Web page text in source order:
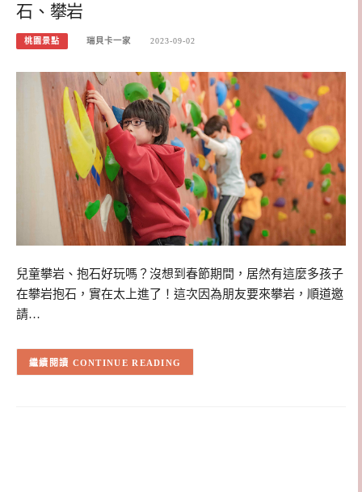
石、攀岩
桃園景點 瑞貝卡一家 2023-09-02
兒童攀岩、抱石好玩嗎？沒想到春節期間，居然有這麼多孩子
在攀岩抱石，實在太上進了！這次因為朋友要來攀岩，順道邀
請…
CONTINUE READING